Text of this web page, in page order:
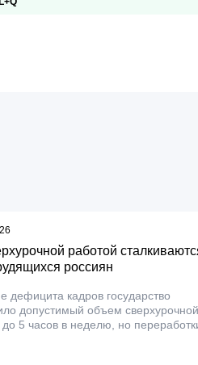
работой
россиян
дефицита кадров государство
допустимый объем сверхурочной
5 часов в неделю, но